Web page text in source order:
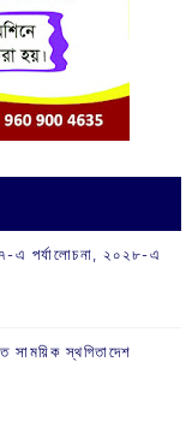
এ পর্যালোচনা, ২০২৮-এ
সাময়িক স্থগিতাদেশ